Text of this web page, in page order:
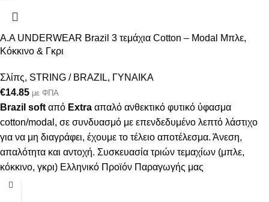
A.A UNDERWEAR Brazil 3 τεμάχια Cotton – Modal Μπλε,
Κόκκινο & Γκρι
Σλίπς, STRING / BRAZIL, ΓΥΝΑΙΚΑ
€14.85 με ΦΠΑ
Brazil soft από Extra απαλό ανθεκτικό φυτικό ύφασμα
cotton/modal, σε συνδυασμό με επενδεδυμένο λεπτό λάστιχο
για να μη διαγράφει, έχουμε το τέλειο αποτέλεσμα. Άνεση,
απαλότητα και αντοχή. Συσκευασία τριών τεμαχίων (μπλε,
κόκκινο, γκρι) Ελληνικό Προϊόν Παραγωγής μας